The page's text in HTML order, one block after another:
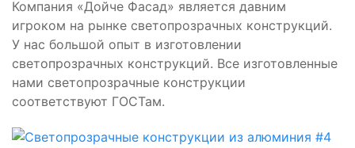
Компания «Дойче Фасад» является давним
игроком на рынке светопрозрачных конструкций.
У нас большой опыт в изготовлении
светопрозрачных конструкций. Все изготовленные
нами светопрозрачные конструкции
соответствуют ГОСТам.